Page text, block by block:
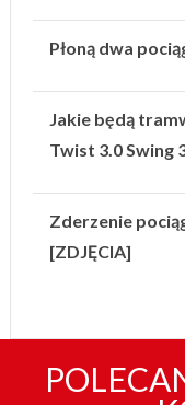
Płoną dwa
Jakie będą
Twist 3.0 Swing
Zderzenie
[ZDJĘCIA]